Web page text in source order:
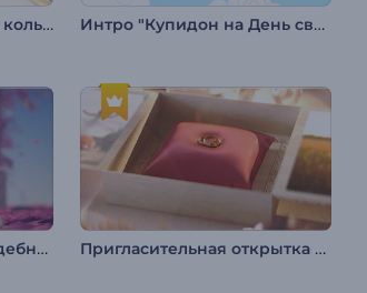
Заставка: Обручальные кольца 2 Интро "Купидон на День святого Валентина"
Пригласительные "Свадебная статуэтка" Пригласительная открытка "Обручальные кольца"